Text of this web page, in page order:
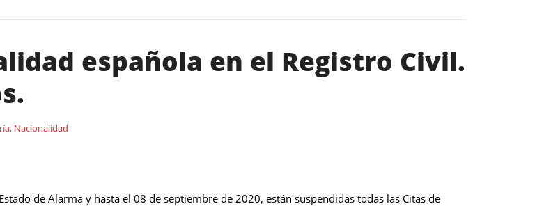
española en el Registro Civil.
, Nacionalidad
de Alarma y hasta el 08 de septiembre de 2020, están suspendidas todas las Citas de